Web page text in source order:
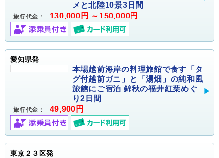
メと北陸10景3日間
旅行代金： 130,000円 ～150,000円
愛知県発
本場越前海岸の料理旅館で食す「タ
グ付越前ガニ」と「湯畑」の純和風
旅館にご宿泊 錦秋の福井紅葉めぐ
り2日間
旅行代金： 49,900円
東京２３区発